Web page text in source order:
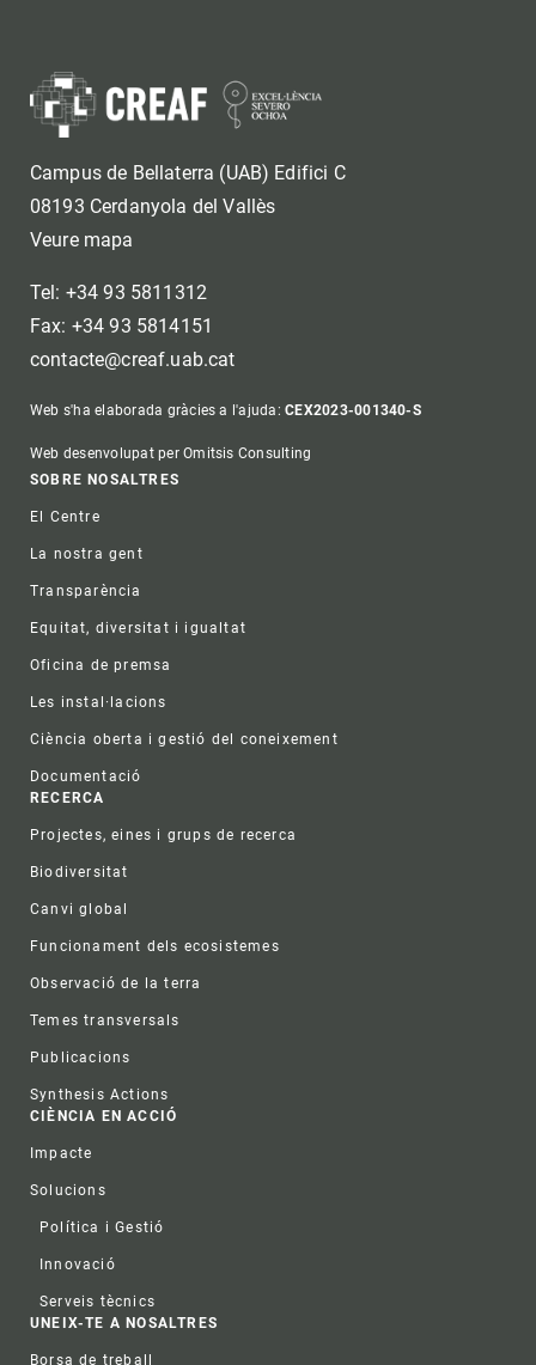
Campus de Bellaterra (UAB) Edifici C
08193 Cerdanyola del Vallès
Veure mapa
Tel: +34 93 5811312
Fax: +34 93 5814151
contacte@creaf.uab.cat
Web s'ha elaborada gràcies a l'ajuda:CEX2023-001340-S
Web desenvolupat per Omitsis Consulting
Footer
SOBRE NOSALTRES
El Centre
La nostra gent
Transparència
Equitat, diversitat i igualtat
Oficina de premsa
Les instal·lacions
Ciència oberta i gestió del coneixement
Documentació
RECERCA
Projectes, eines i grups de recerca
Biodiversitat
Canvi global
Funcionament dels ecosistemes
Observació de la terra
Temes transversals
Publicacions
Synthesis Actions
CIÈNCIA EN ACCIÓ
Impacte
Solucions
Política i Gestió
Innovació
Serveis tècnics
UNEIX-TE A NOSALTRES
Borsa de treball